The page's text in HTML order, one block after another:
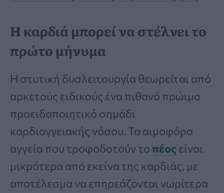
Η καρδιά μπορεί να στέλνει το
πρώτο μήνυμα
Η στυτική δυσλειτουργία θεωρείται από
αρκετούς ειδικούς ένα πιθανό πρώιμο
προειδοποιητικό σημάδι
καρδιαγγειακής νόσου. Τα αιμοφόρα
αγγεία που τροφοδοτούν τοπέος είναι
μικρότερα από εκείνα της καρδιάς, με
αποτέλεσμα να επηρεάζονται νωρίτερα